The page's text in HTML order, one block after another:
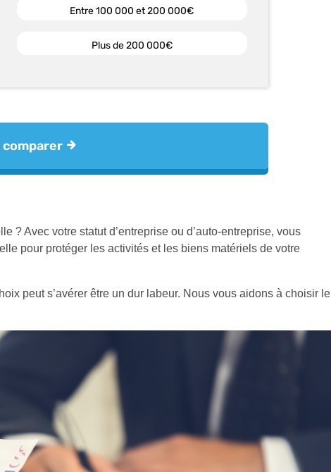
? Avec votre statut d’entreprise ou d’auto-entreprise, vous
pour protéger les activités et les biens matériels de votre
peut s’avérer être un dur labeur. Nous vous aidons à choisir le